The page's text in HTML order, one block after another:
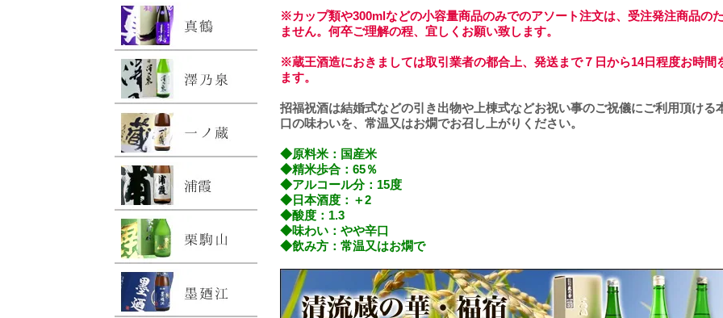
※カップ類や300mlなどの小容量商品のみでのアソート注文は、受注発注商品の
ません。何卒ご理解の程、宜しくお願い致します。
※蔵王酒造におきましては取引業者の都合上、発送まで７日から14日程度お時間
ます。
招福祝酒は結婚式などの引き出物や上棟式などお祝い事のご祝儀にご利用頂ける
口の味わいを、常温又はお燗でお召し上がりください。
◆原料米：国産米
◆精米歩合：65％
◆アルコール分：15度
◆日本酒度：＋2
◆酸度：1.3
◆味わい：やや辛口
◆飲み方：常温又はお燗で